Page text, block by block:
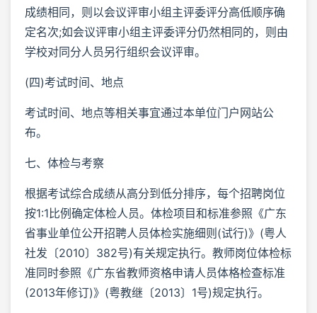
成绩相同，则以会议评审小组主评委评分高低顺序确
定名次;如会议评审小组主评委评分仍然相同的，则由
学校对同分人员另行组织会议评审。
(四)考试时间、地点
考试时间、地点等相关事宜通过本单位门户网站公
布。
七、体检与考察
根据考试综合成绩从高分到低分排序，每个招聘岗位
按1:1比例确定体检人员。体检项目和标准参照《广东
省事业单位公开招聘人员体检实施细则(试行)》(粤人
社发〔2010〕382号)有关规定执行。教师岗位体检标
准同时参照《广东省教师资格申请人员体格检查标准
(2013年修订)》(粤教继〔2013〕1号)规定执行。